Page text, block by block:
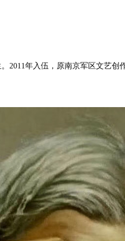
2011年入伍，原南京军区文艺